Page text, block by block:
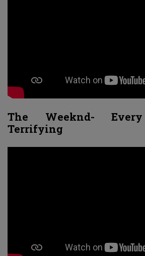
The Weeknd-
Terrifying